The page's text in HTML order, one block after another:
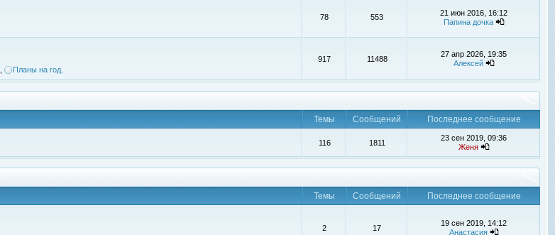
78 553
21 июн 2016, 16:12
Папина дочка
Планы на год.
917 11488
27 апр 2026, 19:35
Алексей
Темы Сообщений
Последнее сообщение
116 1811
23 сен 2019, 09:36
Женя
Темы Сообщений
Последнее сообщение
2 17
19 сен 2019, 14:12
Анастасия